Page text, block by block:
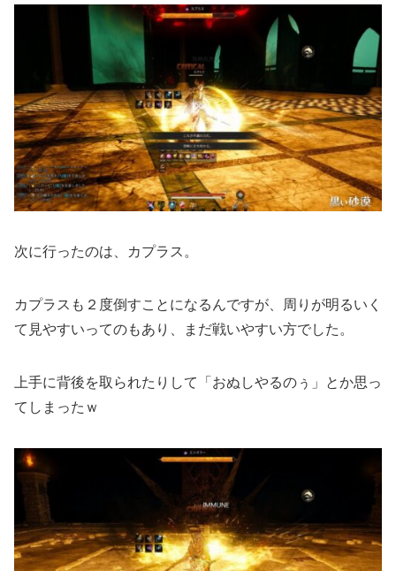
次に行ったのは、カプラス。
カプラスも２度倒すことになるんですが、周りが明るいく
て見やすいってのもあり、まだ戦いやすい方でした。
上手に背後を取られたりして「おぬしやるのぅ」とか思っ
てしまったｗ